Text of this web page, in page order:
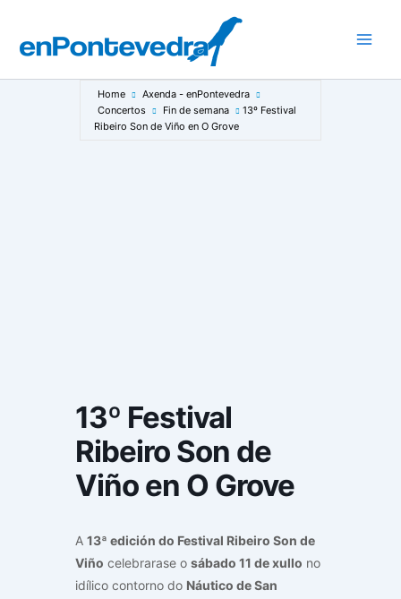
contido
Home
Axenda - enPontevedra
Concertos
Fin de semana
13º Festival
Ribeiro Son de Viño en O Grove
13º Festival
Ribeiro Son de
Viño en O Grove
A 13ª edición do Festival Ribeiro Son de
Viño celebrarase o sábado 11 de xullo no
idílico contorno do Náutico de San